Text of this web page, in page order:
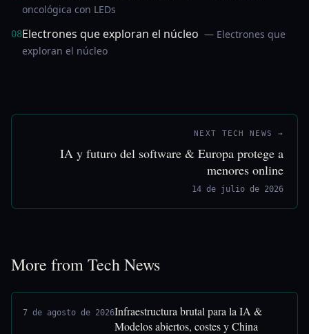
oncológica con LEDs
08Electrones que exploran el núcleo — Electrones que
exploran el núcleo
NEXT TECH NEWS →
IA y futuro del software & Europa protege a
menores online
14 de julio de 2026
More from Tech News
7 de agosto de 2026Infraestructura brutal para la IA &
Modelos abiertos, costes y China